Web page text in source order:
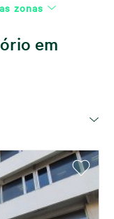
zonas
em